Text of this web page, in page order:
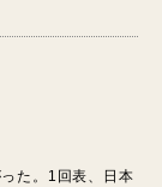
た。1回表、日本